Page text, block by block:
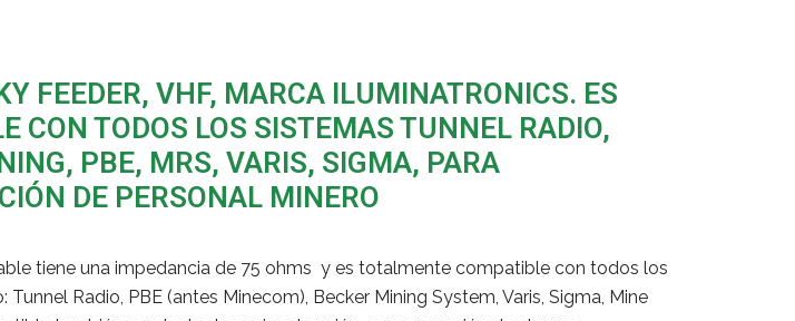
FEEDER, VHF, MARCA ILUMINATRONICS. ES
CON TODOS LOS SISTEMAS TUNNEL RADIO,
PBE, MRS, VARIS, SIGMA, PARA
DE PERSONAL MINERO
tiene una impedancia de 75 ohms y es totalmente compatible con todos los
Tunnel Radio, PBE (antes Minecom), Becker Mining System, Varis, Sigma, Mine